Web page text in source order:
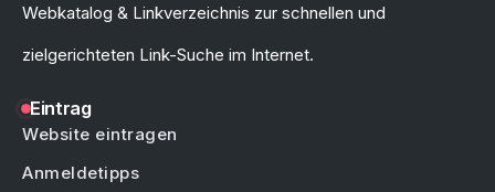
Webkatalog & Linkverzeichnis zur schnellen und
zielgerichteten Link-Suche im Internet.
Eintrag
Website eintragen
Anmeldetipps